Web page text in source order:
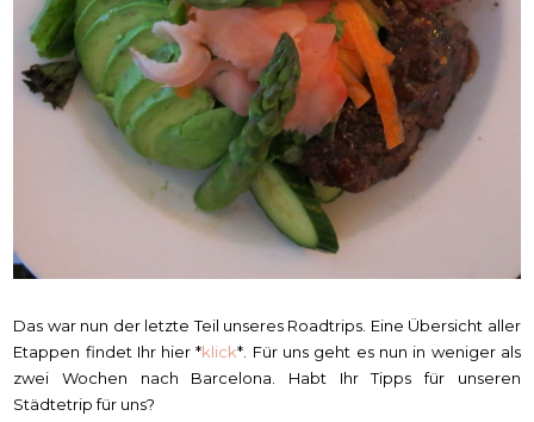
Das war nun der letzte Teil unseres Roadtrips. Eine Übersicht aller
Etappen findet Ihr hier *klick*. Für uns geht es nun in weniger als
zwei Wochen nach Barcelona. Habt Ihr Tipps für unseren
Städtetrip für uns?